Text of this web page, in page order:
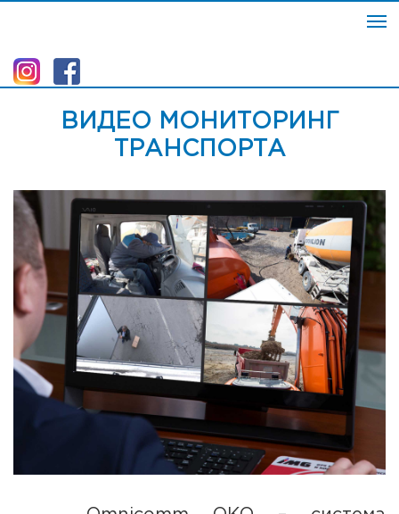
ВИДЕО МОНИТОРИНГ
ТРАНСПОРТА